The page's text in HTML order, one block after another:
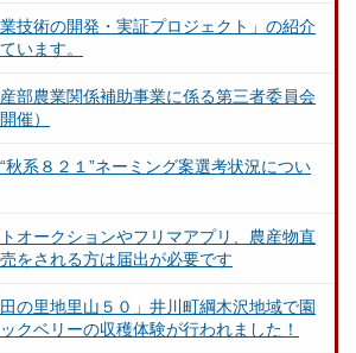
業技術の開発・実証プロジェクト」の紹介
います。
部農業関係補助事業に係る第三者委員会
催）
秋系８２１”ネーミング案選考状況につい
オークションやフリマアプリ、農産物直
をされる方は届出が必要です
田の里地里山５０」井川町綱木沢地域で園
クベリーの収穫体験が行われました！